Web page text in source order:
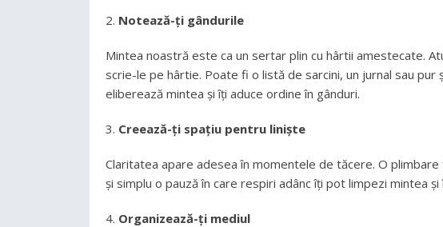
Notează-ți gândurile
Mintea noastră este ca un sertar plin cu hârtii amestecate.
scrie-le pe hârtie. Poate fi o listă de sarcini, un jurnal sau pur
eliberează mintea și îți aduce ordine în gânduri.
Creează-ți spațiu pentru liniște
Claritatea apare adesea în momentele de tăcere. O
și simplu o pauză în care respiri adânc îți pot limpezi mintea
Organizează-ți mediul